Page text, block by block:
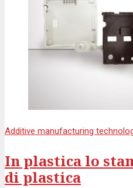
Additive manufacturing
In plastica lo
di plastica